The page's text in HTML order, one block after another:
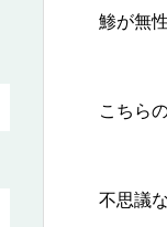
鯵が無
こちら
不思議